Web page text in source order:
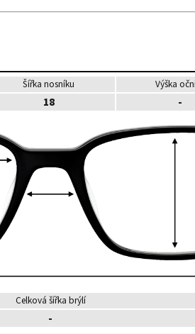
Šířka nosníku Výška
18 -
Celková šířka brýlí
-